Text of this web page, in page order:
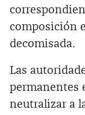
composición
decomisada.
Las
permanentes
neutralizar a